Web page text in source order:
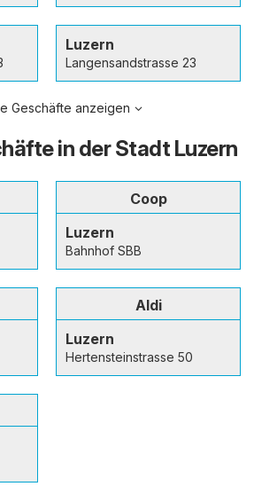
Luzern
Langensandstrasse 23
Geschäfte anzeigen
in der Stadt Luzern
Coop
Luzern
Bahnhof SBB
Aldi
Luzern
Hertensteinstrasse 50